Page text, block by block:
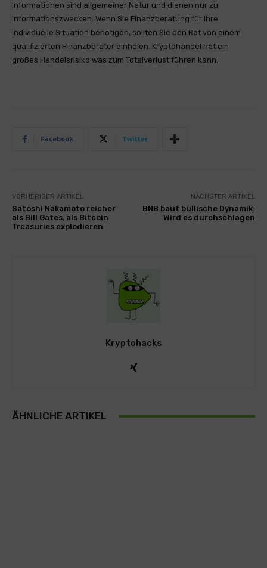
Informationen sind allgemeiner Natur und dienen nur zu
Informationszwecken. Wenn Sie Finanzberatung für Ihre
individuelle Situation benötigen, sollten Sie den Rat von einem
qualifizierten Finanzberater einholen. Kryptohandel hat ein
großes Handelsrisiko was zum Totalverlust führen kann.
Facebook Twitter
VORHERIGER ARTIKEL
Satoshi Nakamoto reicher
als Bill Gates, als Bitcoin
Treasuries explodieren
NÄCHSTER ARTIKEL
BNB baut bullische Dynamik:
Wird es durchschlagen
Kryptohacks
ÄHNLICHE ARTIKEL